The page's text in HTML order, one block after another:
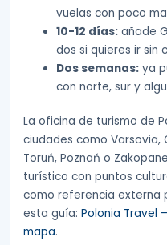
vuelas con poco
10-12 días: añade
dos si quieres ir sin
Dos semanas: ya
con norte, sur y
La oficina de turismo de
ciudades como Varsovia,
Toruń, Poznań o
turístico con puntos
como referencia externa
esta guía: Polonia Travel
mapa.